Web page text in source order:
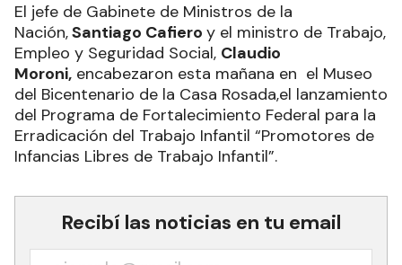
El jefe de Gabinete de Ministros de la
Nación,Santiago Cafiero y el ministro de Trabajo,
Empleo y Seguridad Social, Claudio
Moroni, encabezaron esta mañana en el Museo
del Bicentenario de la Casa Rosada,el lanzamiento
del Programa de Fortalecimiento Federal para la
Erradicación del Trabajo Infantil “Promotores de
Infancias Libres de Trabajo Infantil”.
Recibí las noticias en tu email